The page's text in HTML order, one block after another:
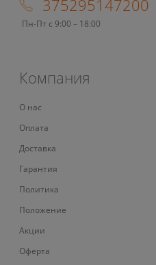
375295147200
Пн-Пт с 9:00 – 18:00
Компания
О нас
Оплата
Доставка
Гарантия
Политика
Положение
Акции
Оферта